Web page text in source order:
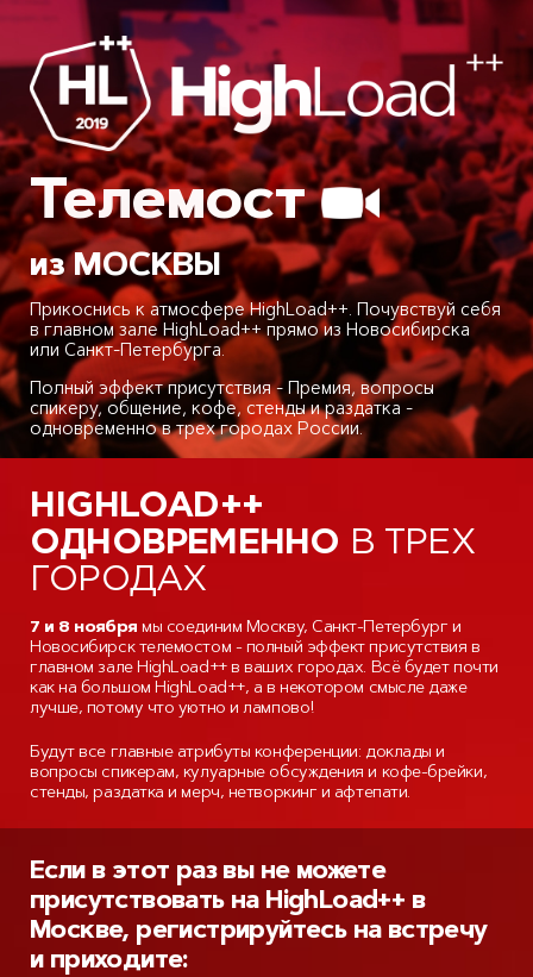
Телемост
из МОСКВЫ
Прикоснись к атмосфере HighLoad++. Почувствуй себя
в главном зале HighLoad++ прямо из Новосибирска
или Санкт-Петербурга.
Полный эффект присутствия - Премия, вопросы
спикеру, общение, кофе, стенды и раздатка -
одновременно в трех городах России.
HIGHLOAD++
ОДНОВРЕМЕННО В ТРЕХ
ГОРОДАХ
7 и 8 ноября мы соединим Москву, Санкт-Петербург и
Новосибирск телемостом - полный эффект присутствия в
главном зале HighLoad++ в ваших городах. Всё будет почти
как на большом HighLoad++, а в некотором смысле даже
лучше, потому что уютно и лампово!
Будут все главные атрибуты конференции: доклады и
вопросы спикерам, кулуарные обсуждения и кофе-брейки,
стенды, раздатка и мерч, нетворкинг и афтепати.
Если в этот раз вы не можете
присутствовать на HighLoad++ в
Москве, регистрируйтесь на встречу
и приходите: